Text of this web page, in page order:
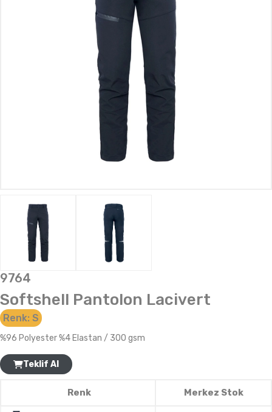
9764
Softshell Pantolon Lacivert
Renk: S
%96 Polyester %4 Elastan / 300 gsm
Teklif Al
Renk Merkez Stok